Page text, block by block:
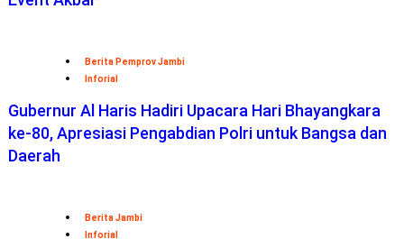
Berita Pemprov Jambi
Inforial
Gubernur Al Haris Hadiri Upacara Hari Bhayangkara
ke-80, Apresiasi Pengabdian Polri untuk Bangsa dan
Daerah
Berita Jambi
Inforial